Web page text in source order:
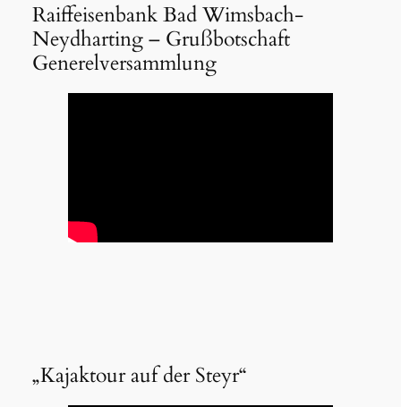
Raiffeisenbank Bad Wimsbach-
Neydharting – Grußbotschaft
Generelversammlung
„Kajaktour auf der Steyr“